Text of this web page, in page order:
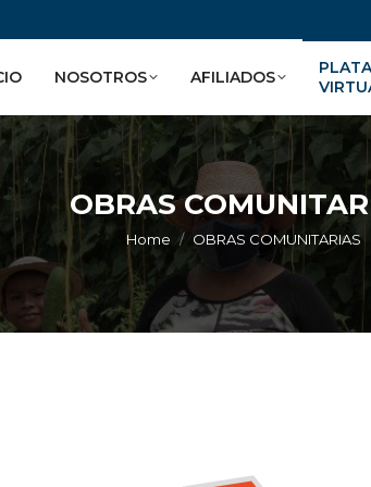
NOSOTROS AFILIADOS
OBRAS
You are here:
Home OBRAS COMUNITARIAS